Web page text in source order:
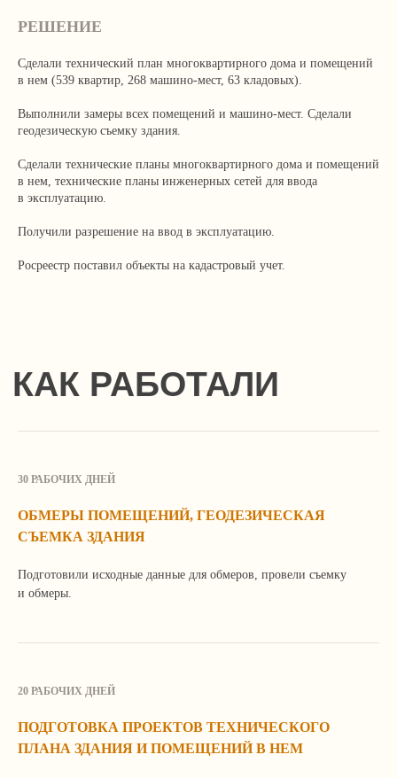
Продолжая просмотр сайта, вы соглашаетесь
с использованием файлов Cookie и иных методов,
средств и инструментов интернет-статистики
Закрыть Подробнее
РЕШЕНИЕ
Сделали технический план многоквартирного дома и помещений
в нем (539 квартир, 268 машино-мест, 63 кладовых).
Выполнили замеры всех помещений и машино-мест. Сделали
геодезическую съемку здания.
Сделали технические планы многоквартирного дома и помещений
в нем, технические планы инженерных сетей для ввода
в эксплуатацию.
Получили разрешение на ввод в эксплуатацию.
Росреестр поставил объекты на кадастровый учет.
30 РАБОЧИХ ДНЕЙ
ОБМЕРЫ ПОМЕЩЕНИЙ, ГЕОДЕЗИЧЕСКАЯ
СЪЕМКА ЗДАНИЯ
Подготовили исходные данные для обмеров, провели съемку
и обмеры.
20 РАБОЧИХ ДНЕЙ
ПОДГОТОВКА ПРОЕКТОВ ТЕХНИЧЕСКОГО
ПЛАНА ЗДАНИЯ И ПОМЕЩЕНИЙ В НЕМ
ФОТО С ОБЪЕКТА